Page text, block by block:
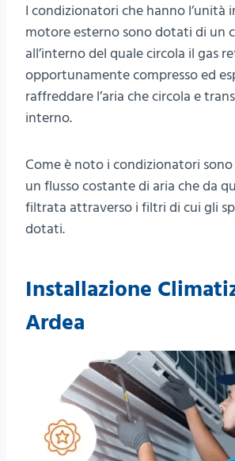
I condizionatori che hanno l’unità
motore esterno sono dotati di un
all’interno del quale circola il gas
opportunamente compresso ed
raffreddare l’aria che circola e
interno.
Come è noto i condizionatori
un flusso costante di aria che da
filtrata attraverso i filtri di cui gli
dotati.
Installazione
Ardea